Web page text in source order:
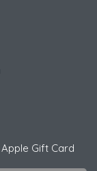
Apple Gift Card